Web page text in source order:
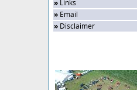
» Links
» Email
» Disclaimer